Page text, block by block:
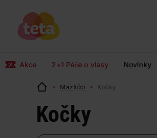
Akce 2+1 Péče o vlasy Novinky
Mazlíčci Kočky
Kočky